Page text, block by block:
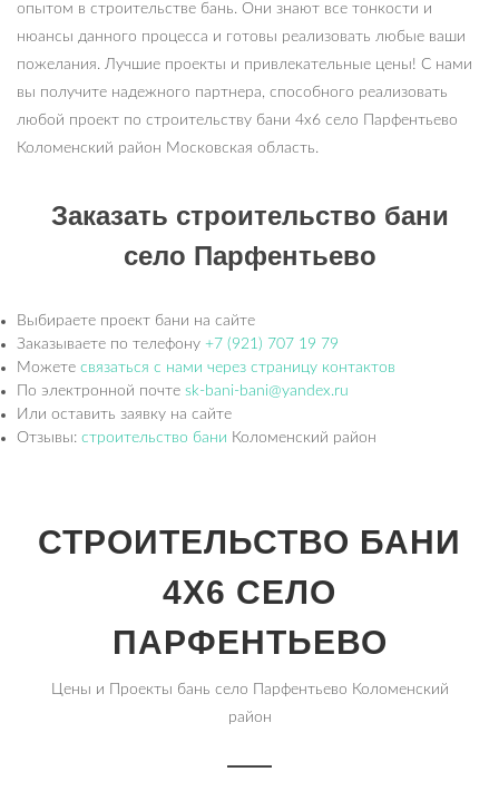
опытом в строительстве бань. Они знают все тонкости и
нюансы данного процесса и готовы реализовать любые ваши
пожелания. Лучшие проекты и привлекательные цены! С нами
вы получите надежного партнера, способного реализовать
любой проект по строительству бани 4х6 село Парфентьево
Коломенский район Московская область.
Заказать строительство бани
село Парфентьево
Выбираете проект бани на сайте
Заказываете по телефону +7 (921) 707 19 79
Можете связаться с нами через страницу контактов
По электронной почте sk-bani-bani@yandex.ru
Или оставить заявку на сайте
Отзывы: строительство бани Коломенский район
СТРОИТЕЛЬСТВО БАНИ
4Х6 СЕЛО
ПАРФЕНТЬЕВО
Цены и Проекты бань село Парфентьево Коломенский
район